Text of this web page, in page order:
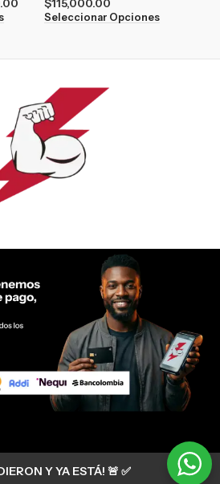
Y YA ESTÁ! 🚨 ✅
$115,000.00
Seleccionar Opciones
de duda, puedes consultar